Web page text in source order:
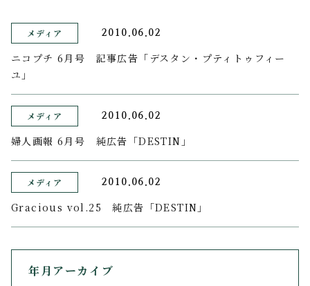
メディア 2010.06.02
ニコプチ 6月号 記事広告「デスタン・プティトゥフィー
ユ」
メディア 2010.06.02
婦人画報 6月号 純広告「DESTIN」
メディア 2010.06.02
Gracious vol.25 純広告「DESTIN」
年月アーカイブ